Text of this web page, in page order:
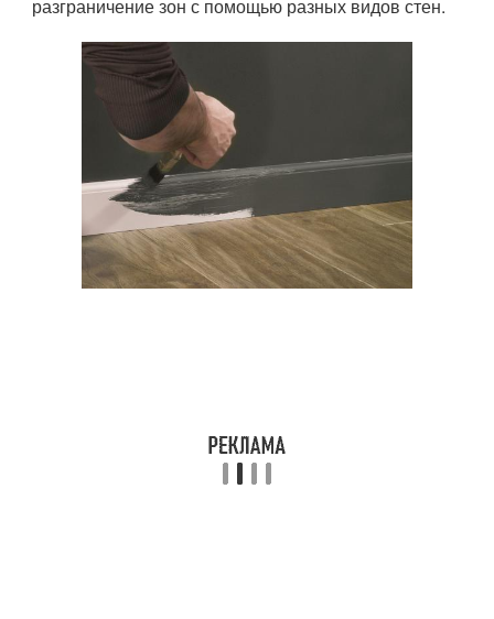
разграничение зон с помощью разных видов стен.